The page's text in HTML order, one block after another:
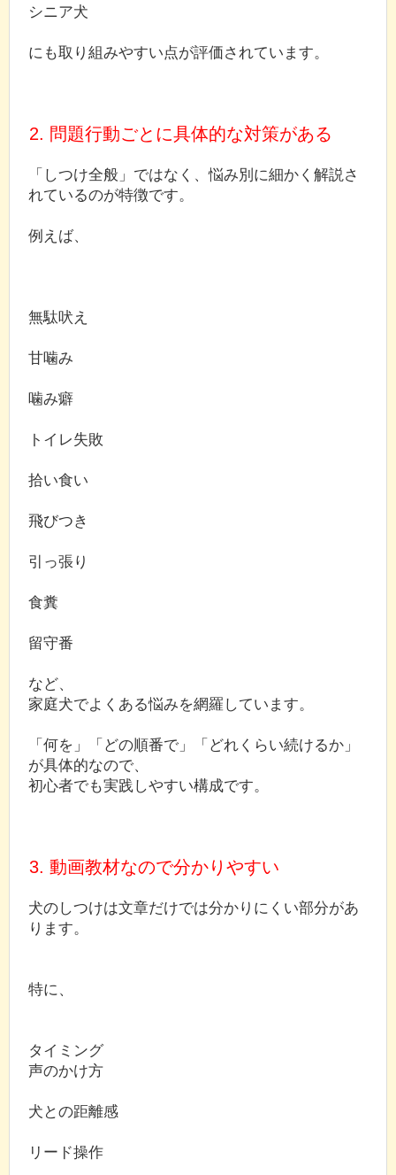
シニア犬
にも取り組みやすい点が評価されています。
2. 問題行動ごとに具体的な対策がある
「しつけ全般」ではなく、悩み別に細かく解説さ
れているのが特徴です。
例えば、
無駄吠え
甘噛み
噛み癖
トイレ失敗
拾い食い
飛びつき
引っ張り
食糞
留守番
など、
家庭犬でよくある悩みを網羅しています。
「何を」「どの順番で」「どれくらい続けるか」
が具体的なので、
初心者でも実践しやすい構成です。
3. 動画教材なので分かりやすい
犬のしつけは文章だけでは分かりにくい部分があ
ります。
特に、
タイミング
声のかけ方
犬との距離感
リード操作